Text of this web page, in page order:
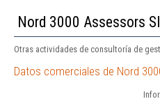
Nord 3000 Assessors Sl
Otras actividades de consultoría de
Datos comerciales de Nord